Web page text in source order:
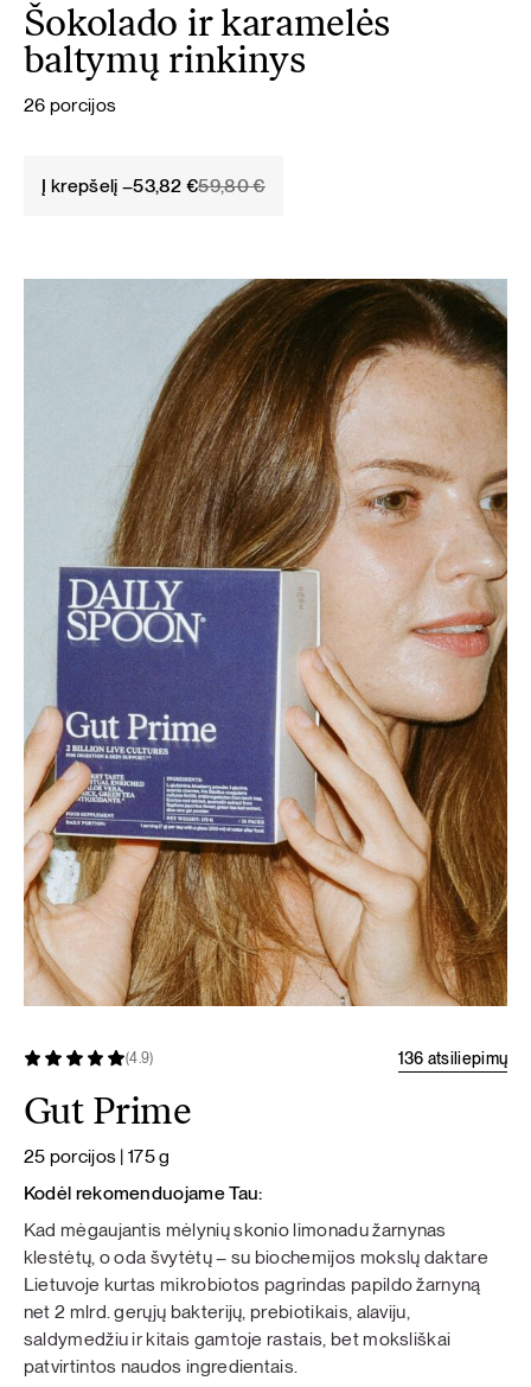
Šokolado ir karamelės
baltymų rinkinys
26 porcijos
Į krepšelį – 59,80€
Original
53,82€
Current
(4.9) 136 atsiliepimų
Gut Prime
25 porcijos | 175 g
Kodėl rekomenduojame Tau:
Kad mėgaujantis mėlynių skonio limonadu žarnynas
klestėtų, o oda švytėtų – su biochemijos mokslų daktare
Lietuvoje kurtas mikrobiotos pagrindas papildo žarnyną
net 2 mlrd. gerųjų bakterijų, prebiotikais, alaviju,
saldymedžiu ir kitais gamtoje rastais, bet moksliškai
patvirtintos naudos ingredientais.